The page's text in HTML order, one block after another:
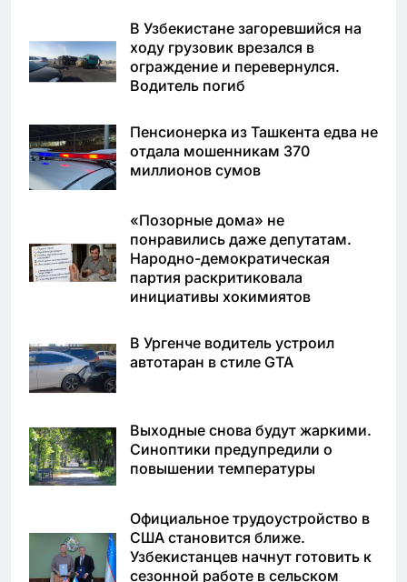
В Узбекистане загоревшийся на
ходу грузовик врезался в
ограждение и перевернулся.
Водитель погиб
Пенсионерка из Ташкента едва не
отдала мошенникам 370
миллионов сумов
«Позорные дома» не
понравились даже депутатам.
Народно-демократическая
партия раскритиковала
инициативы хокимиятов
В Ургенче водитель устроил
автотаран в стиле GTA
Выходные снова будут жаркими.
Синоптики предупредили о
повышении температуры
Официальное трудоустройство в
США становится ближе.
Узбекистанцев начнут готовить к
сезонной работе в сельском